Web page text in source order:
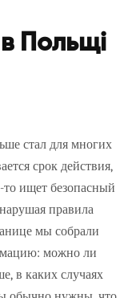
Польщі
стал для многих
срок действия,
то ищет безопасный
правила
мы собрали
можно ли
в каких случаях